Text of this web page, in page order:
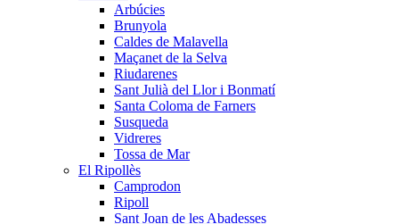
Arbúcies
Brunyola
Caldes de Malavella
Maçanet de la Selva
Riudarenes
Sant Julià del Llor i Bonmatí
Santa Coloma de Farners
Susqueda
Vidreres
Tossa de Mar
El Ripollès
Camprodon
Ripoll
Sant Joan de les Abadesses